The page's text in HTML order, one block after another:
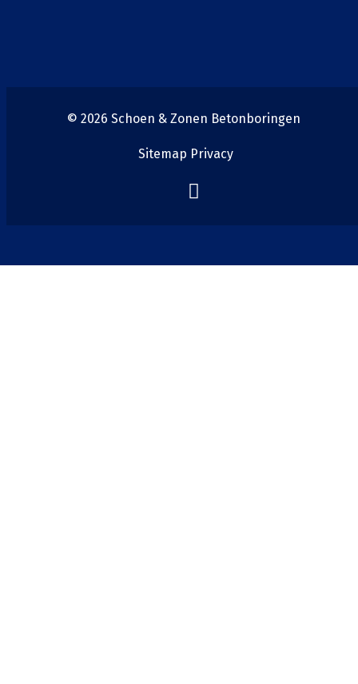
© 2026 Schoen & Zonen Betonboringen
Sitemap Privacy